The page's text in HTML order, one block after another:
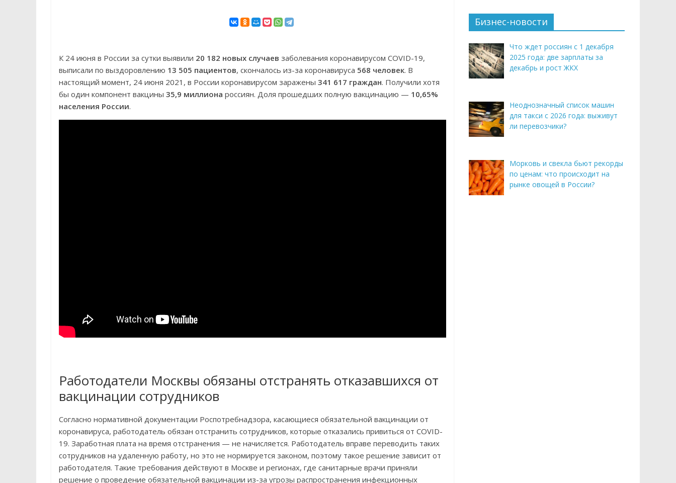
К 24 июня в России за сутки выявили 20 182 новых случаев заболевания коронавирусом COVID-19,
выписали по выздоровлению 13 505 пациентов, скончалось из-за коронавируса 568 человек. В
настоящий момент, 24 июня 2021, в России коронавирусом заражены 341 617 граждан. Получили хотя
бы один компонент вакцины 35,9 миллиона россиян. Доля прошедших полную вакцинацию — 10,65%
населения России.
Работодатели Москвы обязаны отстранять отказавшихся от
вакцинации сотрудников
Согласно нормативной документации Роспотребнадзора, касающиеся обязательной вакцинации от
коронавируса, работодатель обязан отстранить сотрудников, которые отказались привиться от COVID-
19. Заработная плата на время отстранения — не начисляется. Работодатель вправе переводить таких
сотрудников на удаленную работу, но это не нормируется законом, поэтому такое решение зависит от
работодателя. Такие требования действуют в Москве и регионах, где санитарные врачи приняли
решение о проведение обязательной вакцинации из-за угрозы распространения инфекционных
Бизнес-новости
Что ждет россиян с 1 декабря
2025 года: две зарплаты за
декабрь и рост ЖКХ
Неоднозначный список машин
для такси с 2026 года: выживут
ли перевозчики?
Морковь и свекла бьют рекорды
по ценам: что происходит на
рынке овощей в России?